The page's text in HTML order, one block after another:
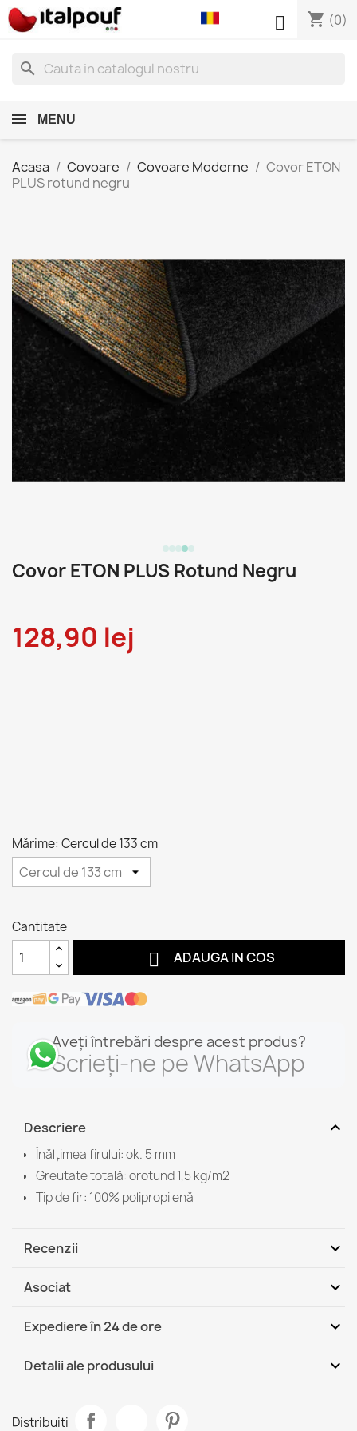
shopping_cart (0)

search
MENU
Acasa Covoare Covoare Moderne
Covor ETON
PLUS rotund negru
Covor ETON PLUS Rotund Negru
128,90 lej
Mărime: Cercul de 133 cm
Cantitate
 ADAUGA IN COS
Aveți întrebări despre acest produs?
Scrieți-ne pe WhatsApp
Descriere expand_more
Înălțimea firului: ok. 5 mm
Greutate totală: orotund 1,5 kg/m2
Tip de fir: 100% polipropilenă
Recenzii expand_more
Asociat expand_more
Covor ETON PLUS negru rotund
109,90 lej
Expediere în 24 de ore expand_more
DHL / GLS România - Ramburs
(COD)
Detalii ale produsului expand_more
Distribuiti